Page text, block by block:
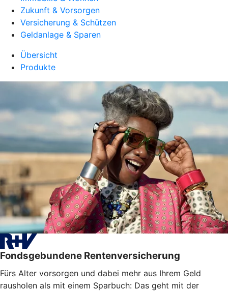
Zukunft & Vorsorgen
Versicherung & Schützen
Geldanlage & Sparen
Übersicht
Produkte
Fondsgebundene Rentenversicherung
Fürs Alter vorsorgen und dabei mehr aus Ihrem Geld
rausholen als mit einem Sparbuch: Das geht mit der